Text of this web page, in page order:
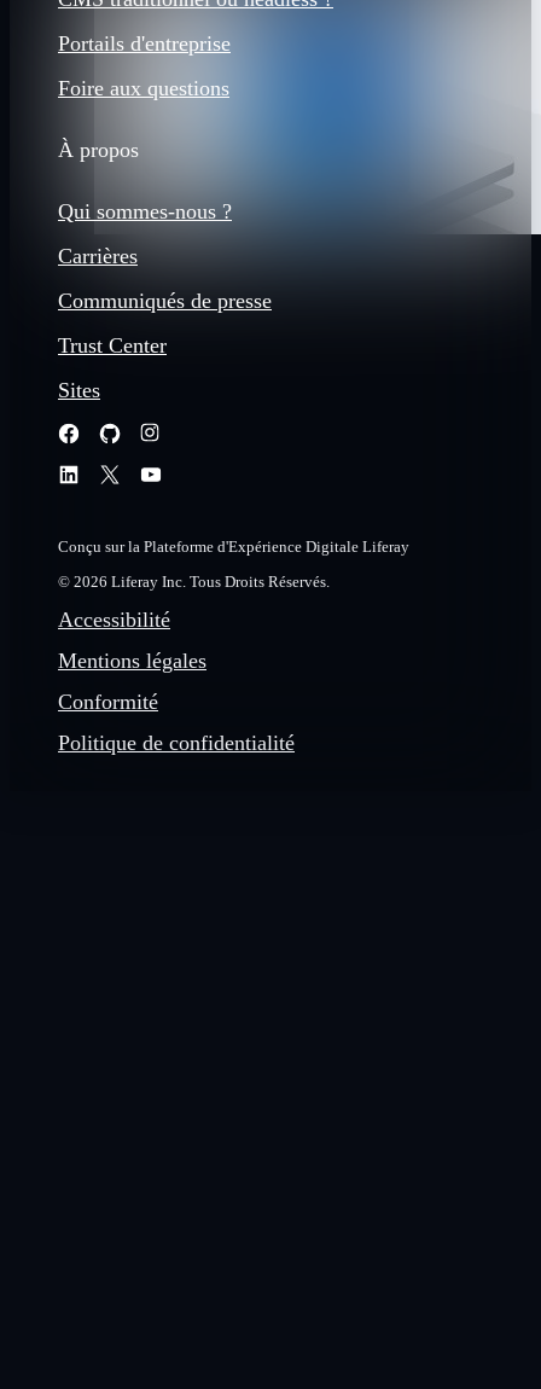
Portails d'entreprise
Foire aux questions
À propos
Qui sommes-nous ?
Carrières
Communiqués de presse
Trust Center
Sites
Conçu sur la Plateforme d'Expérience Digitale Liferay
© 2026 Liferay Inc. Tous Droits Réservés.
Accessibilité
Mentions légales
Conformité
Politique de confidentialité